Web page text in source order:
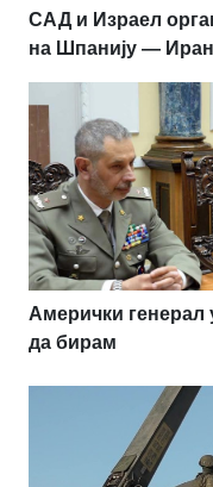
САД и Израел
на Шпанију — Иран
Амерички
да бирам